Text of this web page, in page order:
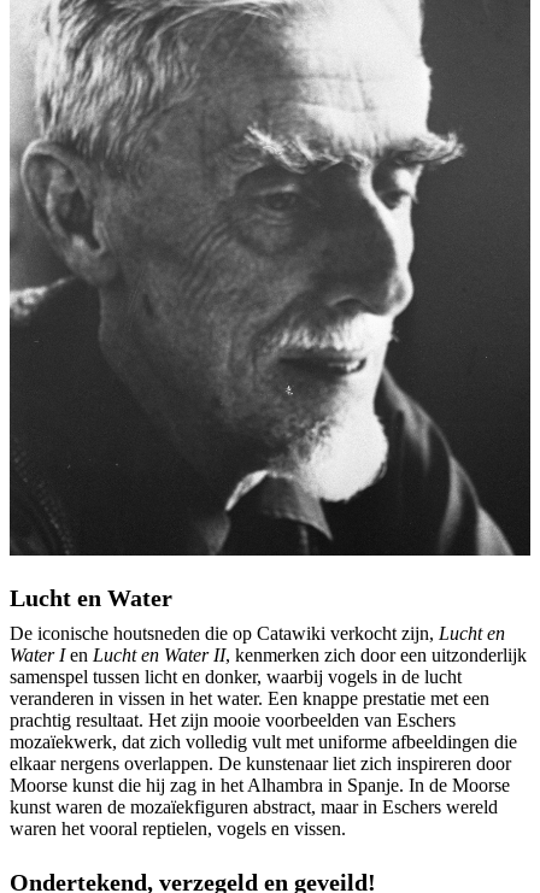
Lucht en Water
De iconische houtsneden die op Catawiki verkocht zijn, Lucht en
Water Ien Lucht en Water II, kenmerken zich door een uitzonderlijk
samenspel tussen licht en donker, waarbij vogels in de lucht
veranderen in vissen in het water. Een knappe prestatie met een
prachtig resultaat. Het zijn mooie voorbeelden van Eschers
mozaïekwerk, dat zich volledig vult met uniforme afbeeldingen die
elkaar nergens overlappen. De kunstenaar liet zich inspireren door
Moorse kunst die hij zag in het Alhambra in Spanje. In de Moorse
kunst waren de mozaïekfiguren abstract, maar in Eschers wereld
waren het vooral reptielen, vogels en vissen.
Ondertekend, verzegeld en geveild!